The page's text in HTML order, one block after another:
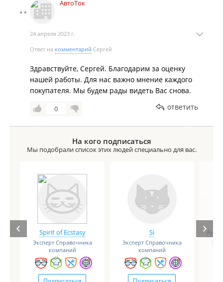
АвтоТок
24 апреля 2023 г.
Ответ на комментарий Сергей
Здравствуйте, Сергей. Благодарим за оценку
нашей работы. Для нас важно мнение каждого
покупателя. Мы будем рады видеть Вас снова.
0 ответить
На кого подписаться
Мы подобрали список этих людей специально для вас.
Spirit of Ecstasy
Эксперт Справочника
компаний
Si
Эксперт Справочника
компаний